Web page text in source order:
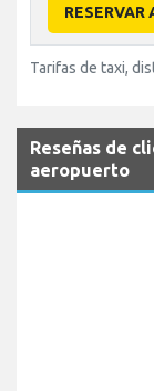
RESERVAR
Tarifas de taxi,
Reseñas de
aeropuerto